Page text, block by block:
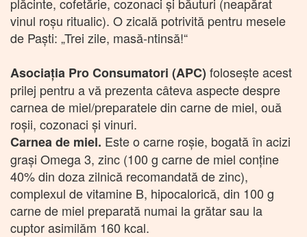
vinul roșu ritualic). O zicală potrivită pentru mesele
de Paști: „Trei zile, masă-ntinsă!“
Asociația Pro Consumatori (APC) folosește acest
prilej pentru a vă prezenta câteva aspecte despre
carnea de miel/preparatele din carne de miel, ouă
roșii, cozonaci și vinuri.
Carnea de miel. Este o carne roșie, bogată în acizi
grași Omega 3, zinc (100 g carne de miel conține
40% din doza zilnică recomandată de zinc),
complexul de vitamine B, hipocalorică, din 100 g
carne de miel preparată numai la grătar sau la
cuptor asimilăm 160 kcal.